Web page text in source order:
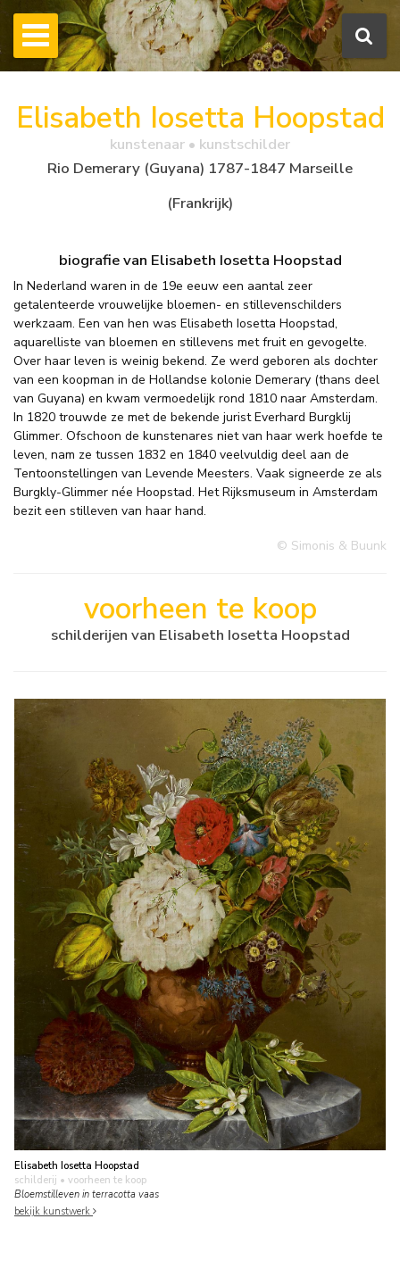
Elisabeth Iosetta Hoopstad
kunstenaar • kunstschilder
Rio Demerary (Guyana) 1787-1847 Marseille
(Frankrijk)
biografie van Elisabeth Iosetta Hoopstad
In Nederland waren in de 19e eeuw een aantal zeer
getalenteerde vrouwelijke bloemen- en stillevenschilders
werkzaam. Een van hen was Elisabeth Iosetta Hoopstad,
aquarelliste van bloemen en stillevens met fruit en gevogelte.
Over haar leven is weinig bekend. Ze werd geboren als dochter
van een koopman in de Hollandse kolonie Demerary (thans deel
van Guyana) en kwam vermoedelijk rond 1810 naar Amsterdam.
In 1820 trouwde ze met de bekende jurist Everhard Burgklij
Glimmer. Ofschoon de kunstenares niet van haar werk hoefde te
leven, nam ze tussen 1832 en 1840 veelvuldig deel aan de
Tentoonstellingen van Levende Meesters. Vaak signeerde ze als
Burgkly-Glimmer née Hoopstad. Het Rijksmuseum in Amsterdam
bezit een stilleven van haar hand.
© Simonis & Buunk
voorheen te koop
schilderijen van Elisabeth Iosetta Hoopstad
Elisabeth Iosetta Hoopstad
schilderij • voorheen te koop
Bloemstilleven in terracotta vaas
bekijk kunstwerk